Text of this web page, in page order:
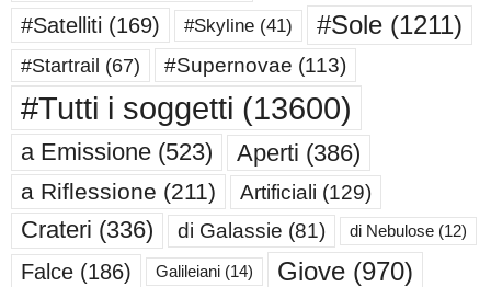
#Satelliti (169) #Skyline (41) #Sole (1211)
#Startrail (67) #Supernovae (113)
#Tutti i soggetti (13600)
a Emissione (523) Aperti (386)
a Riflessione (211) Artificiali (129)
Crateri (336) di Galassie (81) di Nebulose (12)
Falce (186) Galileiani (14) Giove (970)